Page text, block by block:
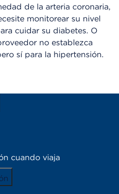
de la arteria coronaria,
monitorear su nivel
cuidar su diabetes. O
no establezca
sí para la hipertensión.
cuando viaja